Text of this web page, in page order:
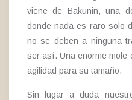
viene de Bakunin, una
donde nada es raro solo
no se deben a ninguna
ser así. Una enorme mole
agilidad para su tamaño.
Sin lugar a duda